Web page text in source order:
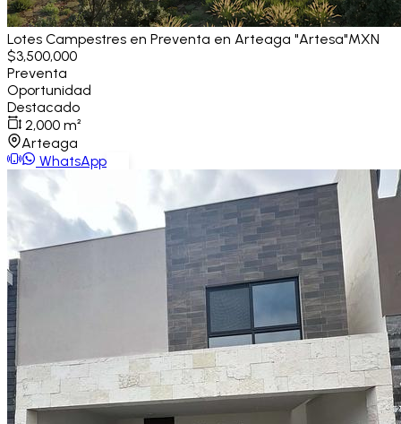
Lotes Campestres en Preventa en Arteaga "Artesa"MXN
$3,500,000
Preventa
Oportunidad
Destacado
2,000 m²
Arteaga
WhatsApp